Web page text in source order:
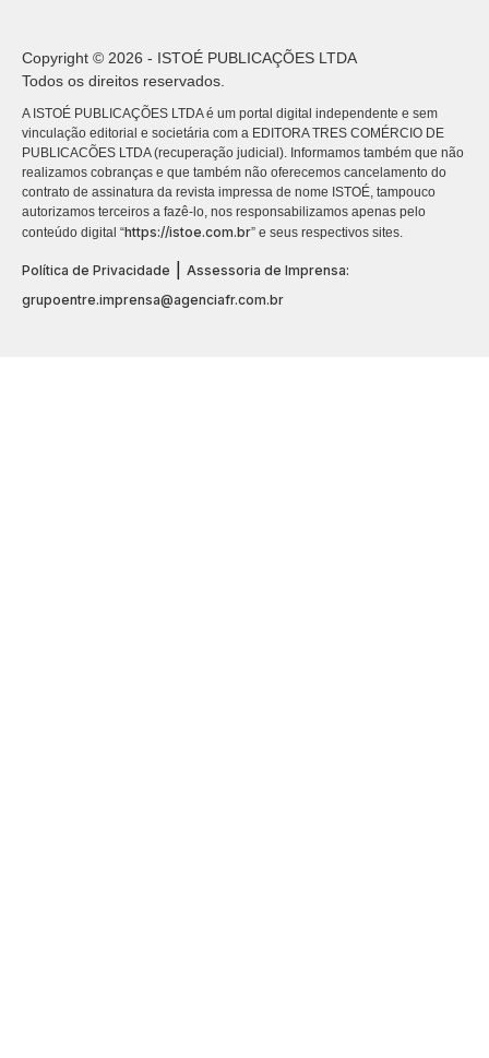
Copyright © 2026 - ISTOÉ PUBLICAÇÕES LTDA
Todos os direitos reservados.
A ISTOÉ PUBLICAÇÕES LTDA é um portal digital independente e sem
vinculação editorial e societária com a EDITORA TRES COMÉRCIO DE
PUBLICACÕES LTDA (recuperação judicial). Informamos também que não
realizamos cobranças e que também não oferecemos cancelamento do
contrato de assinatura da revista impressa de nome ISTOÉ, tampouco
autorizamos terceiros a fazê-lo, nos responsabilizamos apenas pelo
conteúdo digital “https://istoe.com.br” e seus respectivos sites.
Política de Privacidade
Assessoria de Imprensa:
grupoentre.imprensa@agenciafr.com.br